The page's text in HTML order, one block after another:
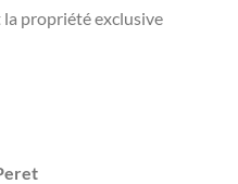
la propriété exclusive